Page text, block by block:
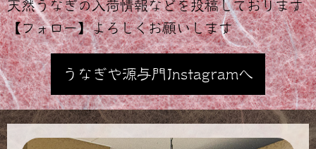
天然うなぎの入荷情報などを投稿しております
【フォロー】よろしくお願いします
うなぎや源与門Instagramへ